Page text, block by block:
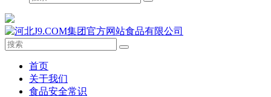
首页
关于我们
食品安全常识